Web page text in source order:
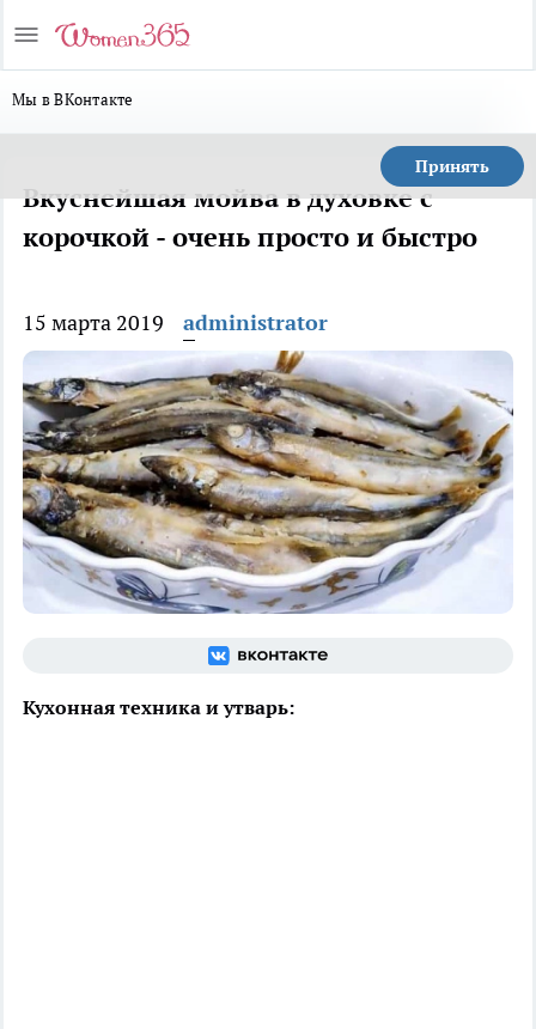
Мы в ВКонтакте
Принять
Вкуснейшая мойва в духовке с
корочкой - очень просто и быстро
15 марта 2019 administrator
Кухонная техника и утварь: